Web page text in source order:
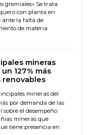
gremiales» Se trata
con planta en
ante la falta de
de materia
mineras
127% más
renovables
mineras del
por demanda de las
el desempeño
mineras que
tiene presencia en